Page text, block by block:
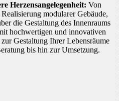
Herzensangelegenheit: Von
modularer Gebäude,
die Gestaltung des Innenraums
hochwertigen und innovativen
Gestaltung Ihrer Lebensräume
bis hin zur Umsetzung.